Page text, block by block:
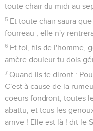
toute chair du midi au
5 Et toute chair saura
fourreau ; elle n'y
6 Et toi, fils de l'homme,
amère douleur tu dois
7 Quand ils te diront :
C'est à cause de la
coeurs fondront, toutes
abattu, et tous les
arrive ! Elle est là ! dit le